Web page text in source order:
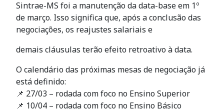
Sintrae-MS foi a manutenção da data-base em 1º
de março. Isso significa que, após a conclusão das
negociações, os reajustes salariais e
demais cláusulas terão efeito retroativo à data.
O calendário das próximas mesas de negociação já
está definido:
📌 27/03 – rodada com foco no Ensino Superior
📌 10/04 – rodada com foco no Ensino Básico